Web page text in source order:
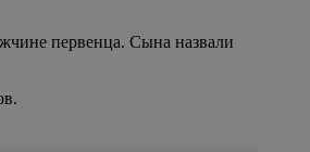
первенца. Сына назвали